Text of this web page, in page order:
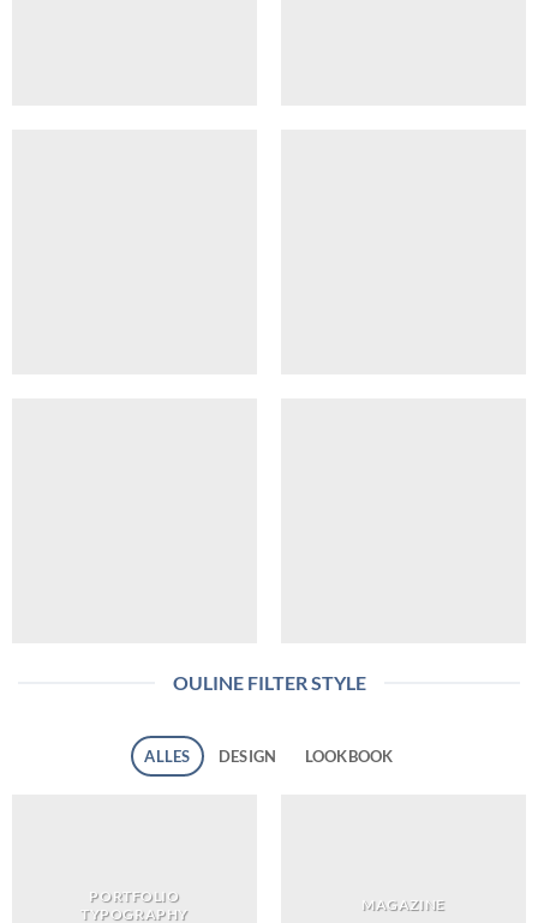
OULINE FILTER STYLE
ALLES DESIGN LOOKBOOK
PORTFOLIO
TYPOGRAPHY
MAGAZINE